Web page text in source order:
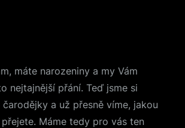
máte narozeniny a my Vám
nejtajnější přání. Teď jsme si
čarodějky a už přesně víme, jakou
Máme tedy pro vás ten